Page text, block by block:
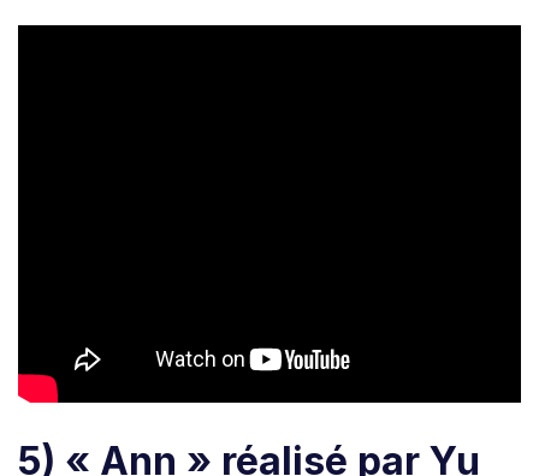
5) « Ann » réalisé par Yu